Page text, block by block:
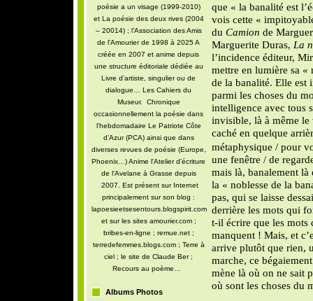
poésie a un visage (1999-2010)
et La poésie des deux rives (2004
– 20014) ; l’Association des Amis
de l’Amourier de 1998 à 2025 A
créée en 2007 et anime depuis
une structure éditoriale dédiée au
Livre d’artiste, singulier ou de
dialogue… Les Cahiers du
Museur. Chronique
occasionnellement la poésie dans
l’hebdomadaire Le Patriote Côte
d’Azur (PCA) ainsi que dans
diverses revues de poésie (Europe,
Phoenix…) Anime l'Atelier d'écriture
de l'Avelane à Grasse depuis
2007. Est présent sur Internet
principalement sur son blog :
lapoesieetsesentours.blogspirit.com
et sur les sites amourier.com ;
bribes-en-ligne ; remue.net ;
terredefemmes.blogs.com ; Terre à
ciel ; le site de Claude Ber ;
Recours au poème…
Albums Photos
que « la banalité est
vois cette «
du Camion de
Marguerite Duras, La
l’incidence éditeur,
mettre en lumière sa «
de la banalité. Elle est
parmi les choses du
intelligence avec tous
invisible, là à même
caché en quelque
métaphysique / pour
une fenêtre / de
mais là, banalement
la « noblesse de la
pas, qui se laisse
derrière les mots qui
t-il écrire que les mots
manquent ! Mais, et
arrive plutôt que rien,
marche, ce
mène là où on ne sait
où sont les choses du